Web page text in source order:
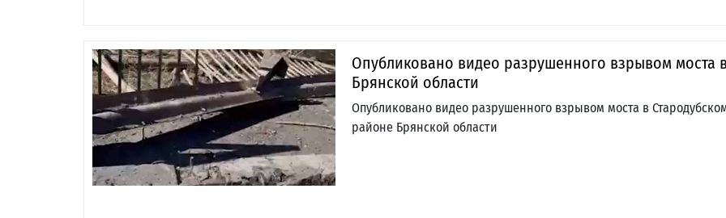
Опубликовано видео разрушенного взрывом моста в
Брянской области
Опубликовано видео разрушенного взрывом моста в
районе Брянской области